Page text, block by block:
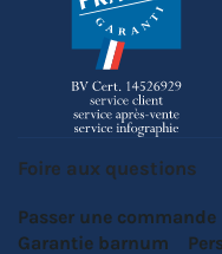
Foire aux questions
Passer une commande
Garantie barnum